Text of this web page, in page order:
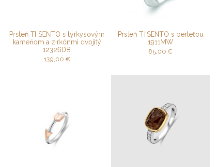
Prsteň TI SENTO s tyrkysovým
kameňom a zirkónmi dvojitý
12326DB
139,00 €
Prsteň TI SENTO s perleťou
1911MW
85,00 €